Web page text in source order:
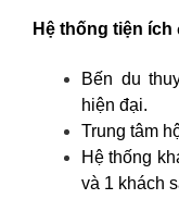
Hệ thống tiện ích
Bến du
hiện đại.
Trung tâm
Hệ thống
và 1 khách